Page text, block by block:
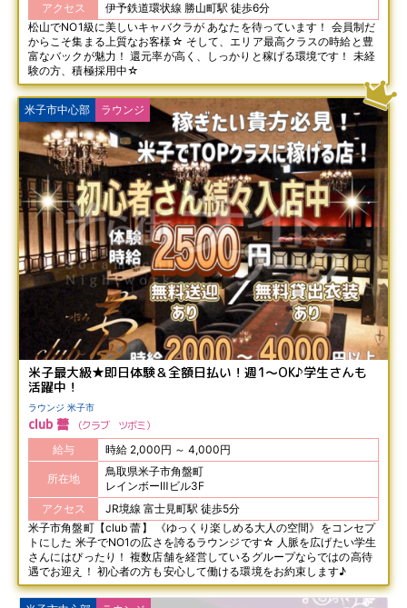
アクセス
伊予鉄道環状線 勝山町駅 徒歩6分
松山でNO1級に美しいキャバクラが あなたを待っています！ 会員制だ
からこそ集まる上質なお客様☆ そして、エリア最高クラスの時給と豊
富なバックが魅力！ 還元率が高く、しっかりと稼げる環境です！ 未経
験の方、積極採用中☆
米子市中心部 ラウンジ
米子最大級★即日体験＆全額日払い！週1～OK♪学生さんも
活躍中！
ラウンジ 米子市
club 蕾 クラブ ツボミ
給与 時給 2,000円 ～ 4,000円
所在地
鳥取県米子市角盤町
レインボーⅢビル3F
アクセス
JR境線 富士見町駅 徒歩5分
米子市角盤町【club 蕾】 《ゆっくり楽しめる大人の空間》をコンセプ
トにした 米子でNO1の広さを誇るラウンジです☆ 人脈を広げたい学生
さんにはぴったり！ 複数店舗を経営しているグループならではの高待
遇でお迎え！ 初心者の方も安心して働ける環境をお約束します♪